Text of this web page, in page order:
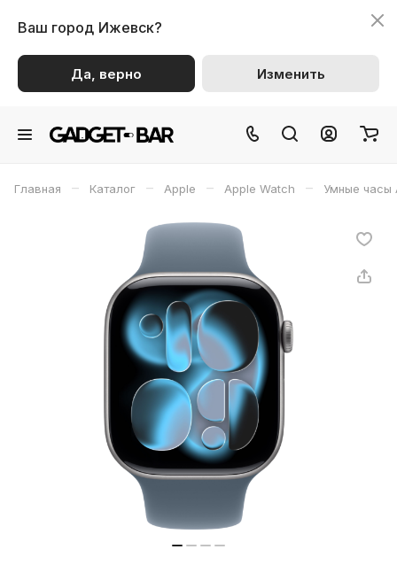
Ваш город Ижевск?
Да, верно Изменить
Главная – Каталог – Apple – Apple Watch – Умные часы